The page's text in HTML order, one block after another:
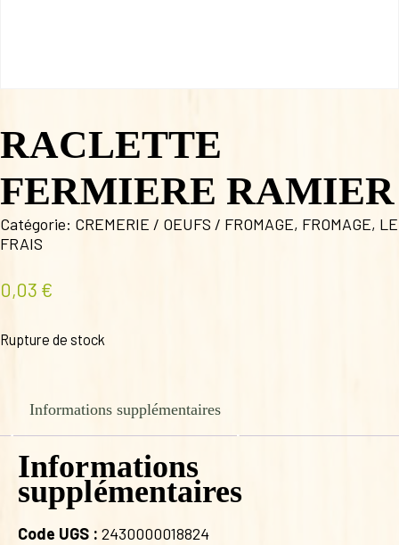
RACLETTE
FERMIERE RAMIER
Catégorie: CREMERIE / OEUFS / FROMAGE, FROMAGE, LE
FRAIS
0,03 €
Rupture de stock
Informations supplémentaires
Informations
supplémentaires
Code UGS : 2430000018824